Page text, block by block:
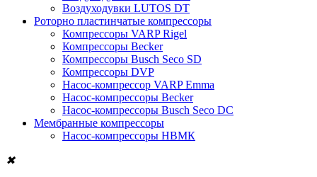
Воздуходувки LUTOS DT
Роторно пластинчатые компрессоры
Компрессоры VARP Rigel
Компрессоры Becker
Компрессоры Busch Seco SD
Компрессоры DVP
Насос-компрессор VARP Emma
Насос-компрессоры Becker
Насос-компрессоры Busch Seco DC
Мембранные компрессоры
Насос-компрессоры НВМК
✖